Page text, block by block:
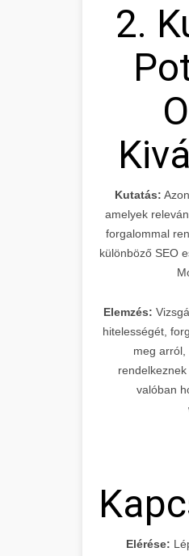
2.
Kutatás:
amelyek
forgalommal
különböző SEO
Elemzés:
hitelességét,
meg arról,
valóban
Elérése: